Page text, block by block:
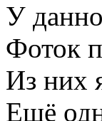
У
Фоток
Из них
Ещё